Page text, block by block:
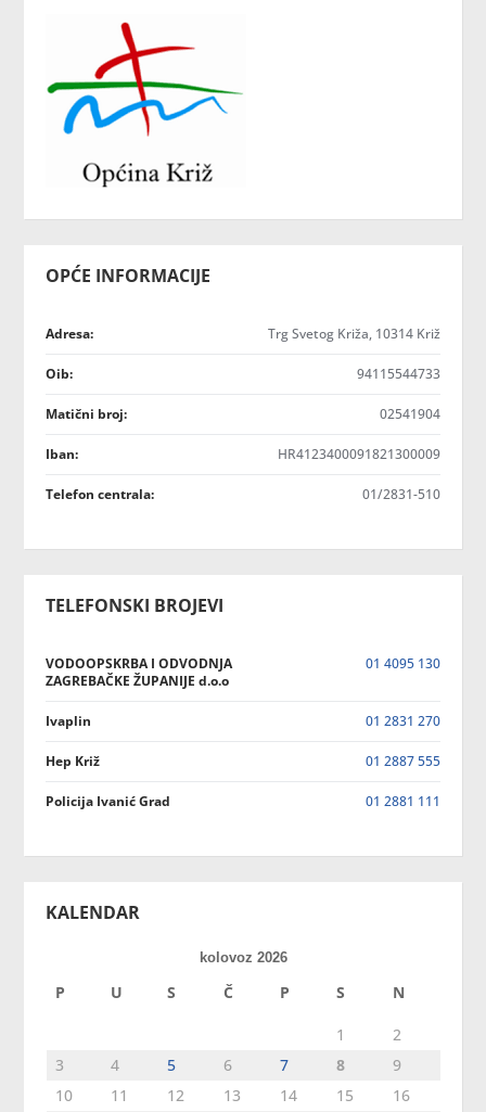
OPĆE INFORMACIJE
Adresa: Trg Svetog Križa, 10314 Križ
Oib: 94115544733
Matični broj: 02541904
Iban: HR4123400091821300009
Telefon centrala: 01/2831-510
TELEFONSKI BROJEVI
VODOOPSKRBA I ODVODNJA
ZAGREBAČKE ŽUPANIJE d.o.o
01 4095 130
Ivaplin 01 2831 270
Hep Križ 01 2887 555
Policija Ivanić Grad 01 2881 111
KALENDAR
kolovoz 2026
P U S Č P S N
1
2
3
4 5 6 7 8
9
10
11 12 13 14 15
16